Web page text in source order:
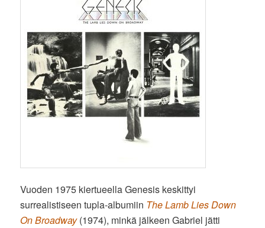
Vuoden 1975 kiertueella Genesis keskittyi
surrealistiseen tupla-albumiin The Lamb Lies Down
On Broadway(1974), minkä jälkeen Gabriel jätti